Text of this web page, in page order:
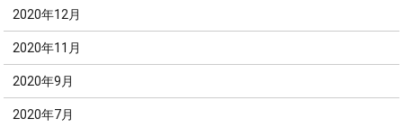
2020年12月
2020年11月
2020年9月
2020年7月